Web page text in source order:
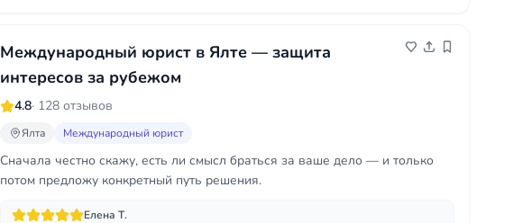
Международный юрист в Ялте — защита
интересов за рубежом
4.8· 128 отзывов
Ялта Международный юрист
Сначала честно скажу, есть ли смысл браться за ваше дело — и только
потом предложу конкретный путь решения.
Елена Т.